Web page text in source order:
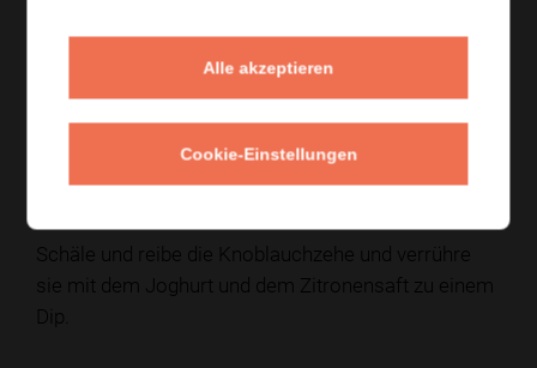
und dann in der Panko-Parmesan-Mischung, sodass
sie rundum paniert sind.
Schäle und reibe die Knoblauchzehe und verrühre
sie mit dem Joghurt und dem Zitronensaft zu einem
Dip.
Alle akzeptieren
Cookie-Einstellungen